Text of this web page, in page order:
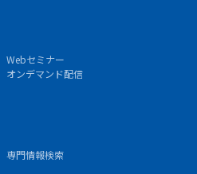
Webセミナー
オンデマンド配信
専門情報検索